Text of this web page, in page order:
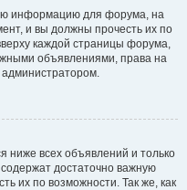
информацию для форума, на
и вы должны прочесть их по
каждой страницы форума,
объявлениями, права на
всех объявлений и только
достаточно важную
их по возможности. Так же, как